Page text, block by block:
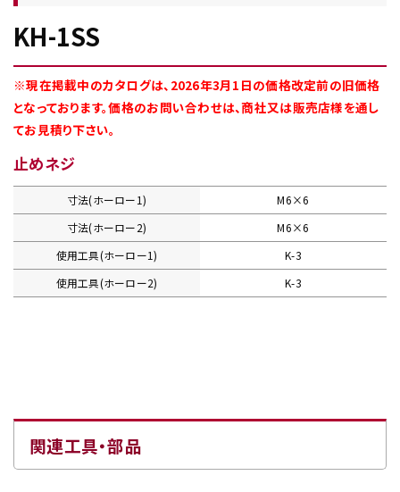
KH-1SS
※現在掲載中のカタログは、2026年3月1日の価格改定前の旧価格
となっております。価格のお問い合わせは、商社又は販売店様を通し
てお見積り下さい。
止めネジ
寸法(ホーロー1)
M6×6
寸法(ホーロー2)
M6×6
使用工具(ホーロー1)
K-3
使用工具(ホーロー2)
K-3
関連工具・部品